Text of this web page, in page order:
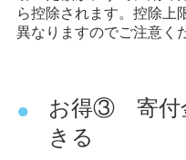
ら控除されます。控除上
異なりますのでご注意く
お得③ 寄付
きる